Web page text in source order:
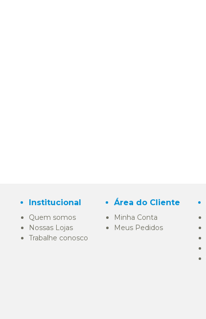
Institucional
Quem somos
Nossas Lojas
Trabalhe conosco
Área do Cliente
Minha Conta
Meus Pedidos